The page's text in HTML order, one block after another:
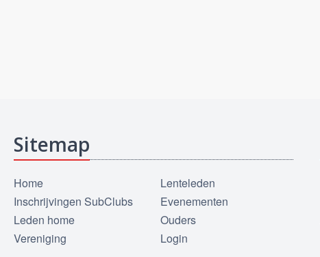
Sitemap
Home
Inschrijvingen SubClubs
Leden home
Vereniging
Lenteleden
Evenementen
Ouders
Login